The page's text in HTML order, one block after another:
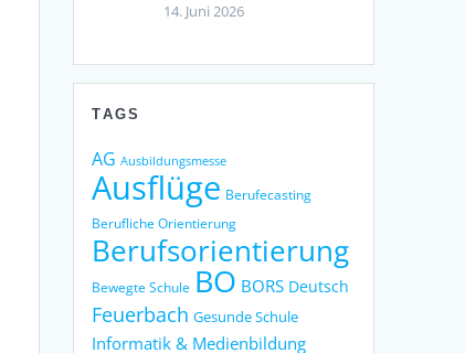
14. Juni 2026
TAGS
AG Ausbildungsmesse
Ausflüge Berufecasting
Berufliche Orientierung
Berufsorientierung
Bewegte Schule BO BORS Deutsch
Feuerbach Gesunde Schule
Informatik & Medienbildung